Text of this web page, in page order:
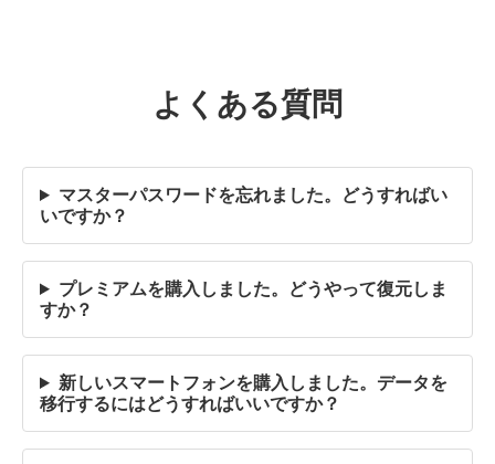
よくある質問
マスターパスワードを忘れました。どうすればい
いですか？
プレミアムを購入しました。どうやって復元しま
すか？
新しいスマートフォンを購入しました。データを
移行するにはどうすればいいですか？